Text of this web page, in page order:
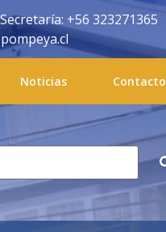
Secretaría: +56 323271365
Noticias Contacto